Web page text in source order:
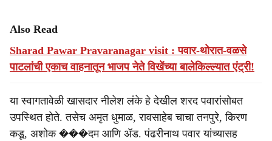
Also Read
Sharad Pawar Pravaranagar visit : पवार-थोरात-वळसे
पाटलांची एकाच वाहनातून भाजप नेते विखेंच्या बालेकिल्ल्यात एंट्री!
या स्वागतावेळी खासदार नीलेश लंके हे देखील शरद पवारांसोबत
उपस्थित होते. तसेच अमृत धुमाळ, रावसाहेब चाचा तनपुरे, किरण
कडू, अशोक ���दम आणि ॲड. पंढरीनाथ पवार यांच्यासह